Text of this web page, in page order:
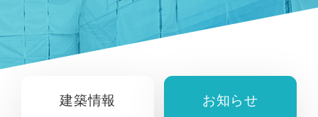
建築情報 お知らせ